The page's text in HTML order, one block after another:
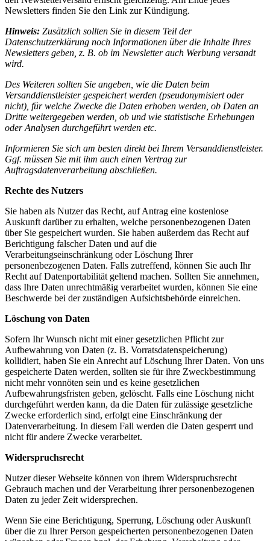
Newsletters finden Sie den Link zur Kündigung.
Hinweis: Zusätzlich sollten Sie in diesem Teil der
Datenschutzerklärung noch Informationen über die Inhalte Ihres
Newsletters geben, z. B. ob im Newsletter auch Werbung versandt
wird.
Des Weiteren sollten Sie angeben, wie die Daten beim
Versanddienstleister gespeichert werden (pseudonymisiert oder
nicht), für welche Zwecke die Daten erhoben werden, ob Daten an
Dritte weitergegeben werden, ob und wie statistische Erhebungen
oder Analysen durchgeführt werden etc.
Informieren Sie sich am besten direkt bei Ihrem Versanddienstleister.
Ggf. müssen Sie mit ihm auch einen Vertrag zur
Auftragsdatenverarbeitung abschließen.
Rechte des Nutzers
Sie haben als Nutzer das Recht, auf Antrag eine kostenlose
Auskunft darüber zu erhalten, welche personenbezogenen Daten
über Sie gespeichert wurden. Sie haben außerdem das Recht auf
Berichtigung falscher Daten und auf die
Verarbeitungseinschränkung oder Löschung Ihrer
personenbezogenen Daten. Falls zutreffend, können Sie auch Ihr
Recht auf Datenportabilität geltend machen. Sollten Sie annehmen,
dass Ihre Daten unrechtmäßig verarbeitet wurden, können Sie eine
Beschwerde bei der zuständigen Aufsichtsbehörde einreichen.
Löschung von Daten
Sofern Ihr Wunsch nicht mit einer gesetzlichen Pflicht zur
Aufbewahrung von Daten (z. B. Vorratsdatenspeicherung)
kollidiert, haben Sie ein Anrecht auf Löschung Ihrer Daten. Von uns
gespeicherte Daten werden, sollten sie für ihre Zweckbestimmung
nicht mehr vonnöten sein und es keine gesetzlichen
Aufbewahrungsfristen geben, gelöscht. Falls eine Löschung nicht
durchgeführt werden kann, da die Daten für zulässige gesetzliche
Zwecke erforderlich sind, erfolgt eine Einschränkung der
Datenverarbeitung. In diesem Fall werden die Daten gesperrt und
nicht für andere Zwecke verarbeitet.
Widerspruchsrecht
Nutzer dieser Webseite können von ihrem Widerspruchsrecht
Gebrauch machen und der Verarbeitung ihrer personenbezogenen
Daten zu jeder Zeit widersprechen.
Wenn Sie eine Berichtigung, Sperrung, Löschung oder Auskunft
über die zu Ihrer Person gespeicherten personenbezogenen Daten